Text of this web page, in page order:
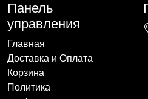
Панель
управления
Главная
Доставка и Оплата
Корзина
Политика